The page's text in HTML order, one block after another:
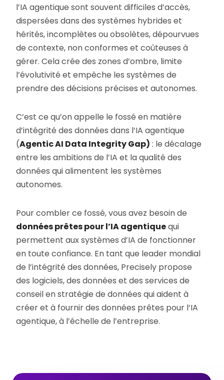
l’IA agentique sont souvent difficiles d’accès,
dispersées dans des systèmes hybrides et
hérités, incomplètes ou obsolètes, dépourvues
de contexte, non conformes et coûteuses à
gérer. Cela crée des zones d’ombre, limite
l’évolutivité et empêche les systèmes de
prendre des décisions précises et autonomes.
C’est ce qu’on appelle le fossé en matière
d’intégrité des données dans l’IA agentique
(Agentic AI Data Integrity Gap) : le décalage
entre les ambitions de l’IA et la qualité des
données qui alimentent les systèmes
autonomes.
Pour combler ce fossé, vous avez besoin de
données prêtes pour l’IA agentiquequi
permettent aux systèmes d’IA de fonctionner
en toute confiance. En tant que leader mondial
de l’intégrité des données, Precisely propose
des logiciels, des données et des services de
conseil en stratégie de données qui aident à
créer et à fournir des données prêtes pour l’IA
agentique, à l’échelle de l’entreprise.